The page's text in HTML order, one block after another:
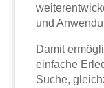
und
Damit
einfache
Suche,